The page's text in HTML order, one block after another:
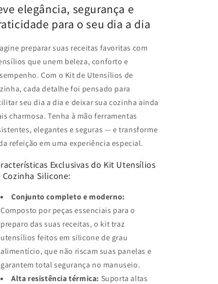
elegância, segurança e
para o seu dia a dia
preparar suas receitas favoritas com
que unem beleza, conforto e
Com o Kit de Utensílios de
cada detalhe foi pensado para
seu dia a dia e deixar sua cozinha ainda
charmosa. Tenha à mão ferramentas
elegantes e seguras — e transforme
refeição em uma experiência especial.
Exclusivas do Kit Utensílios
Cozinha Silicone:
Conjunto completo e moderno:
Composto por peças essenciais para o
preparo das suas receitas, o kit traz
utensílios feitos em silicone de grau
alimentício, que não riscam suas panelas e
garantem total segurança no manuseio.
Alta resistência térmica: Suporta altas